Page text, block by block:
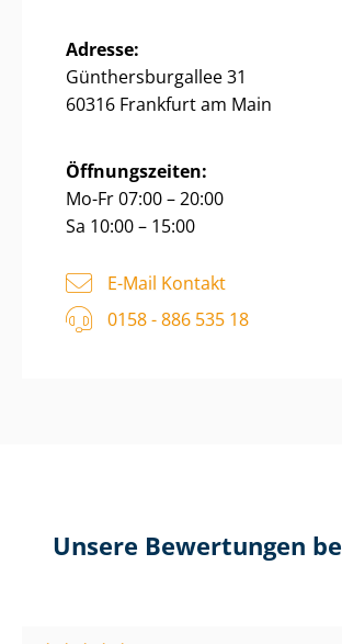
Adresse:
Gün­thers­bur­g­al­lee 31
60316 Frankfurt am Main
Öffnungszeiten:
Mo-Fr 07:00 – 20:00
Sa 10:00 – 15:00
E-Mail Kontakt
0158 - 886 535 18
Unsere Bewertungen